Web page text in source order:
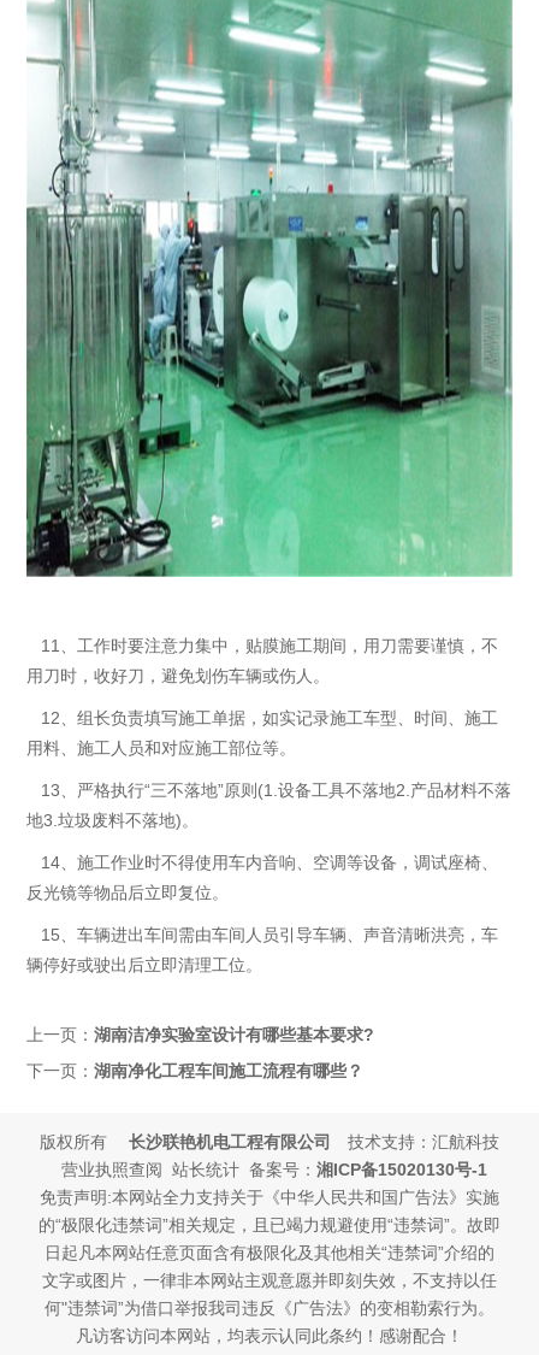
11、工作时要注意力集中，贴膜施工期间，用刀需要谨慎，不
用刀时，收好刀，避免划伤车辆或伤人。
12、组长负责填写施工单据，如实记录施工车型、时间、施工
用料、施工人员和对应施工部位等。
13、严格执行“三不落地”原则(1.设备工具不落地2.产品材料不落
地3.垃圾废料不落地)。
14、施工作业时不得使用车内音响、空调等设备，调试座椅、
反光镜等物品后立即复位。
15、车辆进出车间需由车间人员引导车辆、声音清晰洪亮，车
辆停好或驶出后立即清理工位。
上一页：湖南洁净实验室设计有哪些基本要求?
下一页：湖南净化工程车间施工流程有哪些？
版权所有 长沙联艳机电工程有限公司
技术支持：汇航科技
营业执照查阅 站长统计 备案号： 湘ICP备15020130号-1
免责声明:本网站全力支持关于《中华人民共和国广告法》实施
的“极限化违禁词”相关规定，且已竭力规避使用“违禁词”。故即
日起凡本网站任意页面含有极限化及其他相关“违禁词”介绍的
文字或图片，一律非本网站主观意愿并即刻失效，不支持以任
何"违禁词”为借口举报我司违反《广告法》的变相勒索行为。
凡访客访问本网站，均表示认同此条约！感谢配合！